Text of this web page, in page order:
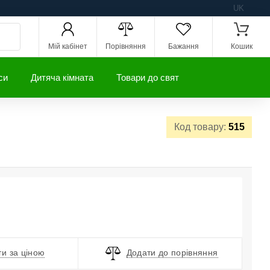
UK
Мій кабінет Порівняння Бажання Кошик
Дитяча кімната Товари до свят
Код товару: 515
за ціною Додати до порівняння